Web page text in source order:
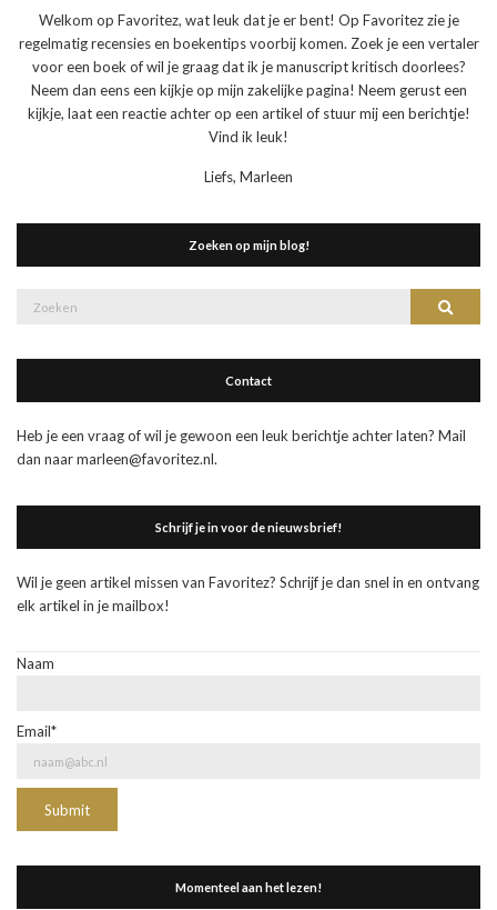
Welkom op Favoritez, wat leuk dat je er bent! Op Favoritez zie je
regelmatig recensies en boekentips voorbij komen. Zoek je een vertaler
voor een boek of wil je graag dat ik je manuscript kritisch doorlees?
Neem dan eens een kijkje op mijn zakelijke pagina! Neem gerust een
kijkje, laat een reactie achter op een artikel of stuur mij een berichtje!
Vind ik leuk!
Liefs, Marleen
Zoeken op mijn blog!
Zoek
Contact
Heb je een vraag of wil je gewoon een leuk berichtje achter laten? Mail
dan naar marleen@favoritez.nl.
Schrijf je in voor de nieuwsbrief!
Wil je geen artikel missen van Favoritez? Schrijf je dan snel in en ontvang
elk artikel in je mailbox!
Naam
Email*
Momenteel aan het lezen!